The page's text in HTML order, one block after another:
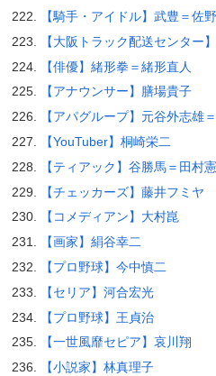
【騎手・アイドル】武豊＝佐
【大阪トラック配送センター
【俳優】緒形拳＝緒形直人
【アナウンサー】膳場貴子
【アパグループ】元谷外志雄
【YouTuber】桐崎栄二
【ティアック】谷勝馬＝田村
【チェッカーズ】藤井フミヤ
【コメディアン】大村崑
【画家】絹谷幸二
【プロ野球】今中慎二
【セリア】河合宏光
【プロ野球】王貞治
【一世風靡セピア】哀川翔
【小説家】林真理子